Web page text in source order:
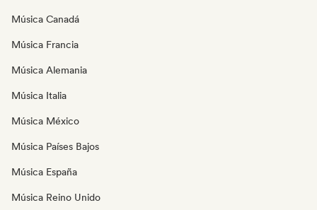
Música Canadá
Música Francia
Música Alemania
Música Italia
Música México
Música Países Bajos
Música España
Música Reino Unido